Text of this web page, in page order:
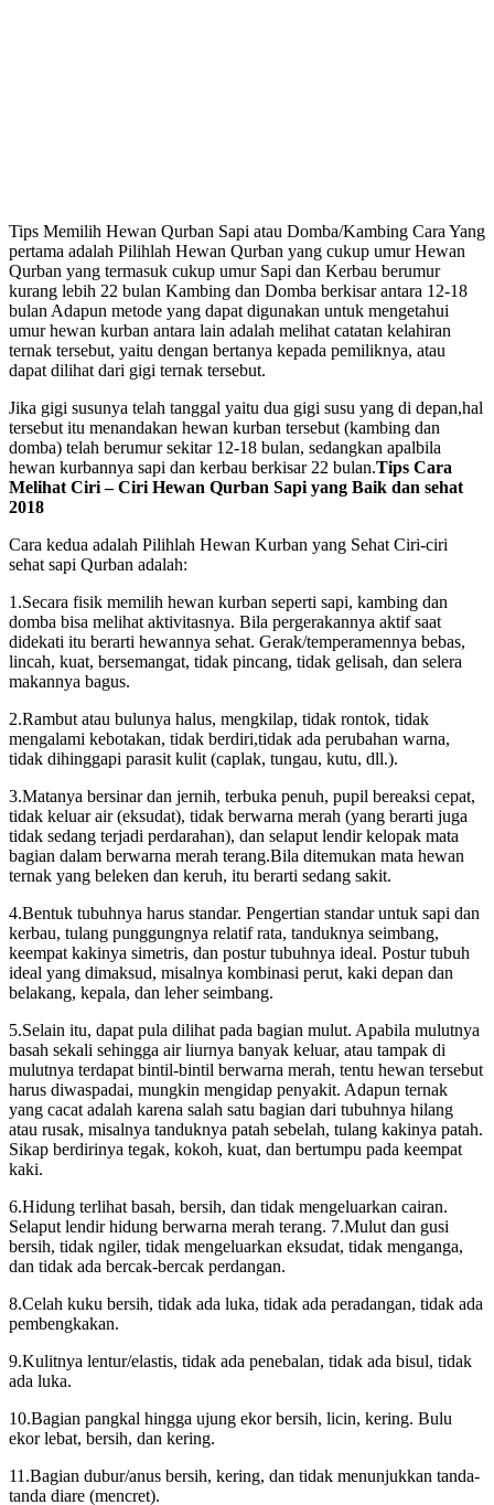
Tips Memilih Hewan Qurban Sapi atau Domba/Kambing Cara Yang
pertama adalah Pilihlah Hewan Qurban yang cukup umur Hewan
Qurban yang termasuk cukup umur Sapi dan Kerbau berumur
kurang lebih 22 bulan Kambing dan Domba berkisar antara 12-18
bulan Adapun metode yang dapat digunakan untuk mengetahui
umur hewan kurban antara lain adalah melihat catatan kelahiran
ternak tersebut, yaitu dengan bertanya kepada pemiliknya, atau
dapat dilihat dari gigi ternak tersebut.
Jika gigi susunya telah tanggal yaitu dua gigi susu yang di depan,hal
tersebut itu menandakan hewan kurban tersebut (kambing dan
domba) telah berumur sekitar 12-18 bulan, sedangkan apalbila
hewan kurbannya sapi dan kerbau berkisar 22 bulan.Tips Cara
Melihat Ciri – Ciri Hewan Qurban Sapi yang Baik dan sehat
2018
Cara kedua adalah Pilihlah Hewan Kurban yang Sehat Ciri-ciri
sehat sapi Qurban adalah:
1.Secara fisik memilih hewan kurban seperti sapi, kambing dan
domba bisa melihat aktivitasnya. Bila pergerakannya aktif saat
didekati itu berarti hewannya sehat. Gerak/temperamennya bebas,
lincah, kuat, bersemangat, tidak pincang, tidak gelisah, dan selera
makannya bagus.
2.Rambut atau bulunya halus, mengkilap, tidak rontok, tidak
mengalami kebotakan, tidak berdiri,tidak ada perubahan warna,
tidak dihinggapi parasit kulit (caplak, tungau, kutu, dll.).
3.Matanya bersinar dan jernih, terbuka penuh, pupil bereaksi cepat,
tidak keluar air (eksudat), tidak berwarna merah (yang berarti juga
tidak sedang terjadi perdarahan), dan selaput lendir kelopak mata
bagian dalam berwarna merah terang.Bila ditemukan mata hewan
ternak yang beleken dan keruh, itu berarti sedang sakit.
4.Bentuk tubuhnya harus standar. Pengertian standar untuk sapi dan
kerbau, tulang punggungnya relatif rata, tanduknya seimbang,
keempat kakinya simetris, dan postur tubuhnya ideal. Postur tubuh
ideal yang dimaksud, misalnya kombinasi perut, kaki depan dan
belakang, kepala, dan leher seimbang.
5.Selain itu, dapat pula dilihat pada bagian mulut. Apabila mulutnya
basah sekali sehingga air liurnya banyak keluar, atau tampak di
mulutnya terdapat bintil-bintil berwarna merah, tentu hewan tersebut
harus diwaspadai, mungkin mengidap penyakit. Adapun ternak
yang cacat adalah karena salah satu bagian dari tubuhnya hilang
atau rusak, misalnya tanduknya patah sebelah, tulang kakinya patah.
Sikap berdirinya tegak, kokoh, kuat, dan bertumpu pada keempat
kaki.
6.Hidung terlihat basah, bersih, dan tidak mengeluarkan cairan.
Selaput lendir hidung berwarna merah terang. 7.Mulut dan gusi
bersih, tidak ngiler, tidak mengeluarkan eksudat, tidak menganga,
dan tidak ada bercak-bercak perdangan.
8.Celah kuku bersih, tidak ada luka, tidak ada peradangan, tidak ada
pembengkakan.
9.Kulitnya lentur/elastis, tidak ada penebalan, tidak ada bisul, tidak
ada luka.
10.Bagian pangkal hingga ujung ekor bersih, licin, kering. Bulu
ekor lebat, bersih, dan kering.
11.Bagian dubur/anus bersih, kering, dan tidak menunjukkan tanda-
tanda diare (mencret).